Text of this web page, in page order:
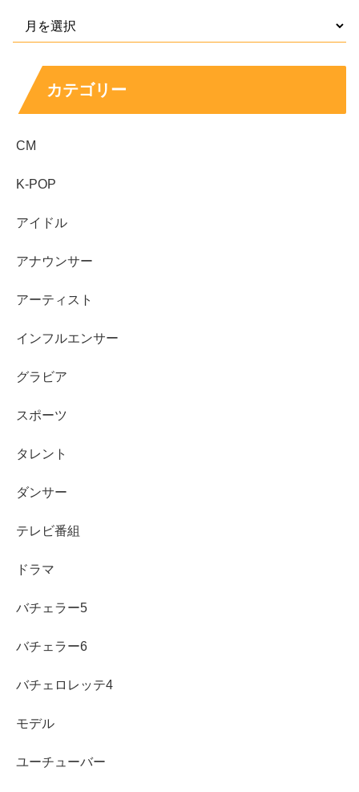
ただし、これはあくまで職業特性からの推定で、特定家庭
の資産や貯蓄を断定する材料にはなりません。
近藤華の予想年収は？ドラマ・CMで「広めレン
ジ」推定
が、露出が増えるほど大きく振れやすいのが芸能の特徴で
です。
若手女優の場合、ドラマ中心の年は比較的控えめにまとま
あります。広めに見るなら、現時点の推定として
台〜数千万円に届く可能性もある
め、年収は固定ではなく変動が大きい」
カテゴリー
CM
K-POP
アイドル
アナウンサー
アーティスト
インフルエンサー
グラビア
スポーツ
タレント
ダンサー
テレビ番組
ドラマ
バチェラー5
バチェラー6
バチェロレッテ4
モデル
ユーチューバー